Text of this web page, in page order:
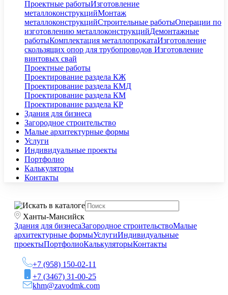
Проектные работыИзготовление
металлоконструкцийМонтаж
металлоконструкцийСтроительные работыОперации по
изготовлению металлоконструкцийДемонтажные
работыКомплектация металлопрокатаИзготовление
скользящих опор для трубопроводов Изготовление
винтовых свай
Проектные работы
Проектирование раздела КЖ
Проектирование раздела КМД
Проектирование раздела КМ
Проектирование раздела КР
Здания для бизнеса
Загородное строительство
Малые архитектурные формы
Услуги
Индивидуальные проекты
Портфолио
Калькуляторы
Контакты
Ханты-Мансийск
Здания для бизнесаЗагородное строительствоМалые
архитектурные формыУслугиИндивидуальные
проектыПортфолиоКалькуляторыКонтакты
+7 (958) 150-02-11
+7 (3467) 31-00-25
khm@zavodmk.com